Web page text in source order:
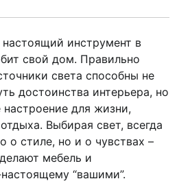
инструмент в
свой дом. Правильно
света способны не
достоинства интерьера, но
для жизни,
Выбирая свет, всегда
о стиле, но и о чувствах –
мебель и
“вашими”.